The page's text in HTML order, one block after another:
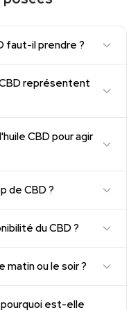
faut-il prendre ?
représentent
CBD pour agir
de CBD ?
du CBD ?
matin ou le soir ?
est-elle